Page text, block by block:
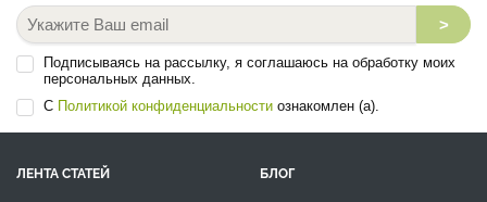
>
Подписываясь на рассылку, я соглашаюсь на обработку моих
персональных данных.
С Политикой конфиденциальности ознакомлен (а).
ЛЕНТА СТАТЕЙ
БЛОГ